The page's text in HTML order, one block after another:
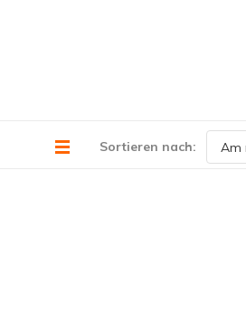
Sortieren nach: